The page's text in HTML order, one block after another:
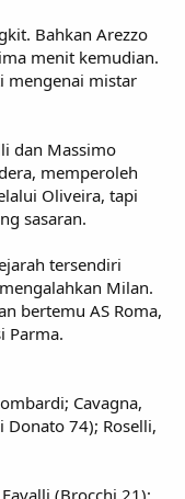
Bahkan Arezzo
menit kemudian.
mengenai mistar
dan Massimo
memperoleh
Oliveira, tapi
sasaran.
tersendiri
Milan.
bertemu AS Roma,
Parma.
Cavagna,
Donato 74); Roselli,
(Brocchi 21);